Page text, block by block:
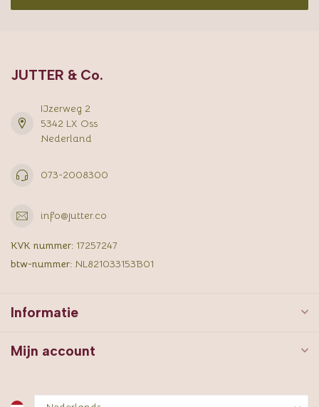
JUTTER & Co.
IJzerweg 2
5342 LX Oss
Nederland
073-2008300
info@jutter.co
KVK nummer: 17257247
btw-nummer: NL821033153B01
Informatie
Mijn account